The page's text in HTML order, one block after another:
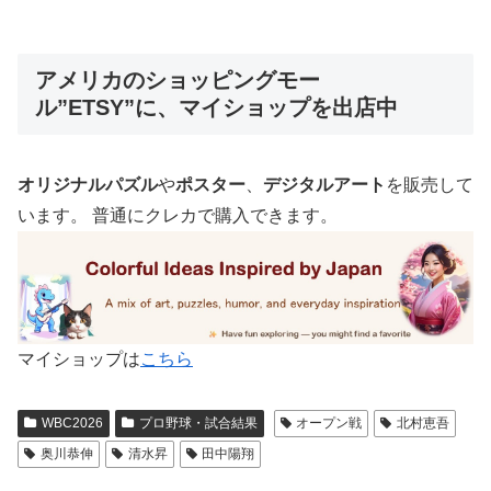
アメリカのショッピングモー
ル”ETSY”に、マイショップを出店中
オリジナルパズルやポスター、 デジタルアート を販売して
います。 普通にクレカで購入できます。
マイショップはこちら
WBC2026 プロ野球・試合結果 オープン戦
北村恵吾
奥川恭伸
清水昇 田中陽翔